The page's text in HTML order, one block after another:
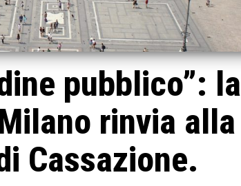
pubblico”: la
rinvia alla
Cassazione.